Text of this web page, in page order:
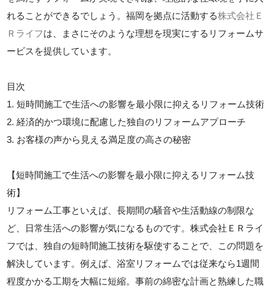
れることができるでしょう。福岡を拠点に活動する株式会社Ｅ
Ｒライフは、まさにそのような理想を現実にするリフォームサ
ービスを提供しています。
目次
1. 短時間施工で生活への影響を最小限に抑えるリフォーム技術
2. 経済的かつ環境に配慮した独自のリフォームアプローチ
3. お客様の声から見える満足度の高さの秘密
【短時間施工で生活への影響を最小限に抑えるリフォーム技
術】
リフォーム工事といえば、長期間の騒音や生活動線の制限な
ど、日常生活への影響が気になるものです。株式会社ＥＲライ
フでは、独自の短時間施工技術を駆使することで、この問題を
解決しています。例えば、浴室リフォームでは従来なら1週間
程度かかる工期を大幅に短縮。事前の綿密な計画と熟練した職